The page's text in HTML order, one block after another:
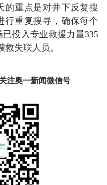
的重点是对井下反复搜
行重复搜寻，确保每个
投入专业救援力量335
救失联人员。
注奥一新闻微信号